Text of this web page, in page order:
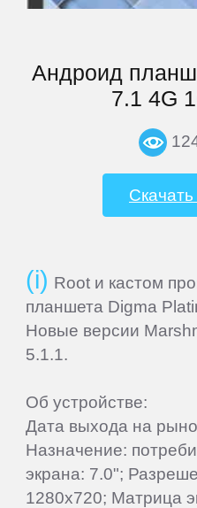
Андроид
7.1 4G
Root и кастом
планшета Digma
Новые версии
5.1.1.
Об устройстве:
Дата выхода на
Назначение:
экрана: 7.0";
1280x720; Матрица
Keecoo
Keneksi
Letv
LG